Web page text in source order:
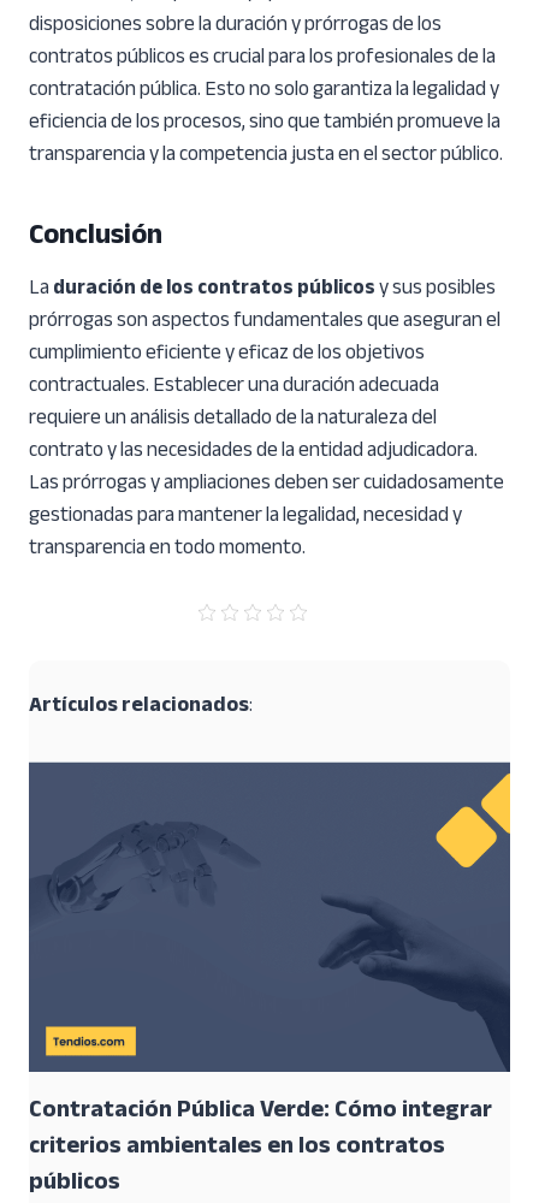
disposiciones sobre la duración y prórrogas de los
contratos públicos es crucial para los profesionales de la
contratación pública. Esto no solo garantiza la legalidad y
eficiencia de los procesos, sino que también promueve la
transparencia y la competencia justa en el sector público.
Conclusión
Laduración de los contratos públicosy sus posibles
prórrogas son aspectos fundamentales que aseguran el
cumplimiento eficiente y eficaz de los objetivos
contractuales. Establecer una duración adecuada
requiere un análisis detallado de la naturaleza del
contrato y las necesidades de la entidad adjudicadora.
Las prórrogas y ampliaciones deben ser cuidadosamente
gestionadas para mantener la legalidad, necesidad y
transparencia en todo momento.
Artículos relacionados:
Contratación Pública Verde: Cómo integrar
criterios ambientales en los contratos
públicos